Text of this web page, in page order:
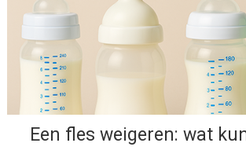
Een fles weigeren: wat